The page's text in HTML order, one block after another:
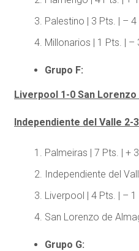
Palestino | 3 Pts. | – 4
Millonarios | 1 Pts. | –
Grupo F:
Liverpool 1-0 San
Independiente del Valle 2-
Palmeiras | 7 Pts. | + 3
Independiente del
Liverpool | 4 Pts. | – 1
San Lorenzo de
Grupo G: